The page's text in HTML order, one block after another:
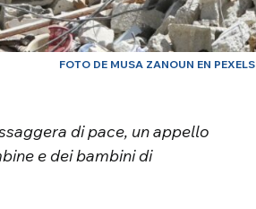
FOTO DE MUSA ZANOUN EN PEXELS
di pace, un appello
e dei bambini di